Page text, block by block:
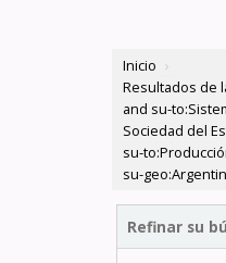
Inicio ›
Resultados de
and su-
Sociedad del
su-
su-
Refinar su